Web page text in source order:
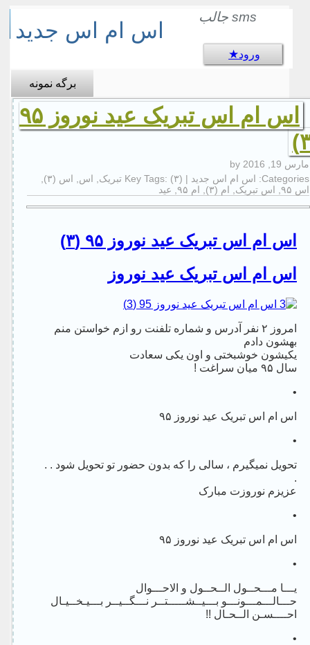
اس ام اس جدید
sms جالب
ورود
برگه نمونه
اس ام اس تبریک عید نوروز ۹۵
مارس 19, 2016
by
Categories:
اس ام اس جدید | Key Tags: (۳) تبریک , اس, اس (۳)
,
اس ۹۵
, اس تبریک, ام (۳) , ام ۹۵ , عید
اس ام اس تبریک عید نوروز ۹۵ (۳)
اس ام اس تبریک عید نوروز
امروز ۲ نفر آدرس و شماره تلفنت رو ازم خواستن منم
بهشون دادم
یکیشون خوشبختی و اون یکی سعادت
سال ۹۵ میان سراغت !
•
اس ام اس تبریک عید نوروز ۹۵
•
تحویل نمیگیرم ، سالی را که بدون حضور تو تحویل شود . .
.
عزیزم نوروزت مبارک
•
اس ام اس تبریک عید نوروز ۹۵
•
یـــا مـــحــول الــحــول و الاحـــوال
حـــالـــمـــونـــو بـــیــشـــــتــر نـــگــیــر بـــیـخــیـال
احــــسـن الــحـال !!
•